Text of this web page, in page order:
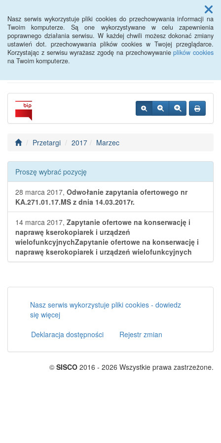
Nasz serwis wykorzystuje pliki cookies do przechowywania informacji na
Twoim komputerze. Są one wykorzystywane w celu zapewnienia
poprawnego działania serwisu. W każdej chwili możesz dokonać zmiany
ustawień dot. przechowywania plików cookies w Twojej przeglądarce.
Korzystając z serwisu wyrażasz zgodę na przechowywanieplików cookies
na Twoim komputerze.
Menu
Powiatowy Urząd Pracy w
Oławie
Przetargi 2017 Marzec
Proszę wybrać pozycję
28 marca 2017, Odwołanie zapytania ofertowego nr
KA.271.01.17.MS z dnia 14.03.2017r.
14 marca 2017, Zapytanie ofertowe na konserwację i
naprawę kserokopiarek i urządzeń
wielofunkcyjnychZapytanie ofertowe na konserwację i
naprawę kserokopiarek i urządzeń wielofunkcyjnych
Nasz serwis wykorzystuje pliki cookies - dowiedz
się więcej
Deklaracja dostępności
Rejestr zmian
© SISCO 2016 - 2026 Wszystkie prawa zastrzeżone.